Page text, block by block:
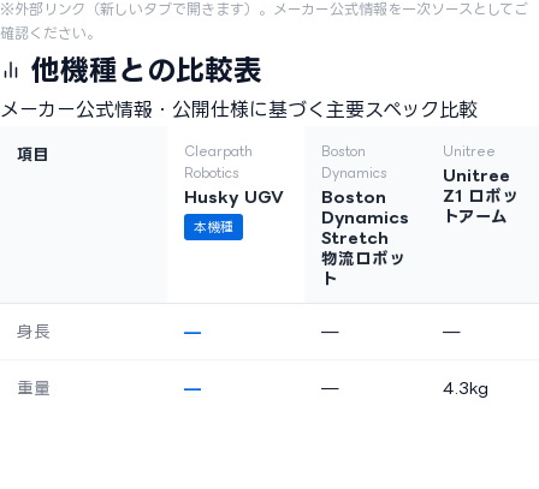
※外部リンク（新しいタブで開きます）。メーカー公式情報を一次ソースとしてご
確認ください。
他機種との比較表
メーカー公式情報・公開仕様に基づく主要スペック比較
項目
Clearpath
Robotics
Husky UGV
本機種
Boston
Dynamics
Boston
Dynamics
Stretch
物流ロボッ
ト
Unitree
Unitree
Z1 ロボッ
トアーム
身長 — — —
重量 — — 4.3kg